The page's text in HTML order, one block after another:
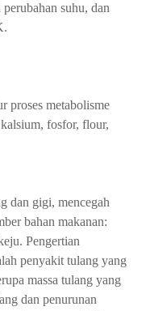
suhu, dan
proses metabolisme
fosfor, flour,
dan gigi, mencegah
bahan makanan:
Pengertian
penyakit tulang yang
massa tulang yang
dan penurunan